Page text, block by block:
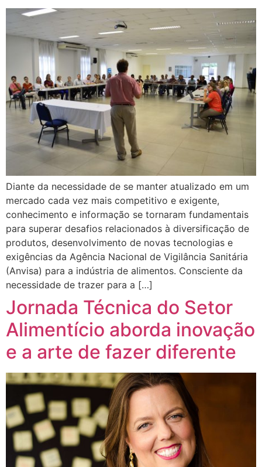
Diante da necessidade de se manter atualizado em um
mercado cada vez mais competitivo e exigente,
conhecimento e informação se tornaram fundamentais
para superar desafios relacionados à diversificação de
produtos, desenvolvimento de novas tecnologias e
exigências da Agência Nacional de Vigilância Sanitária
(Anvisa) para a indústria de alimentos. Consciente da
necessidade de trazer para a […]
Jornada Técnica do Setor
Alimentício aborda inovação
e a arte de fazer diferente